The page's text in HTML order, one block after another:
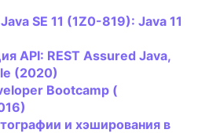
Java SE 11 (1Z0-819): Java 11
API: REST Assured Java,
(2020)
Bootcamp (
и хэширования в